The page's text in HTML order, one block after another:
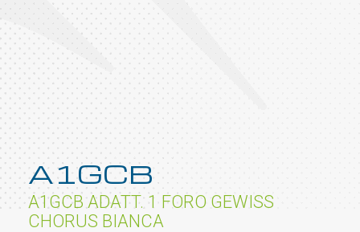
A1GCB
A1GCB ADATT. 1 FORO GEWISS
CHORUS BIANCA